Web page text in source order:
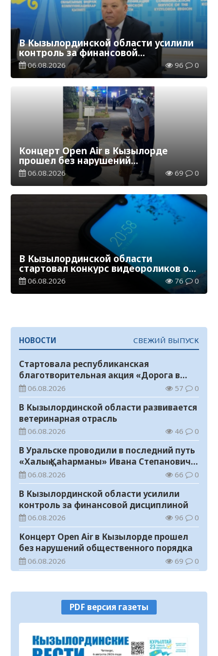
В Кызылординской области усилили
контроль за финансовой
дисциплиной
06.08.2026 96 0
Концерт Open Air в Кызылорде
прошел без нарушений
общественного порядка
06.08.2026 69 0
В Кызылординской области
стартовал конкурс видеороликов о
семейных ценностях и Конституции
06.08.2026 76 0
НОВОСТИ СВЕЖИЙ ВЫПУСК
Стартовала республиканская
благотворительная акция «Дорога в
школу»
06.08.2026 57 0
В Кызылординской области развивается
ветеринарная отрасль
06.08.2026 46 0
В Уральске проводили в последний путь
«Халық Қаһарманы» Ивана Степановича
Гапича
06.08.2026 66 0
В Кызылординской области усилили
контроль за финансовой дисциплиной
06.08.2026 96 0
Концерт Open Air в Кызылорде прошел
без нарушений общественного порядка
06.08.2026 69 0
конкурс видеороликов о семейных
ценностях и Конституции
06.08.2026
Соблюдение правил пожарной
безопасности – обязанность каждого
гражданина
06.08.2026 33
PDF версия газеты